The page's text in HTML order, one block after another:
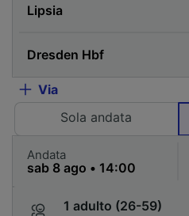
Via
Sola andata
Andata
1 adulto (26-59)